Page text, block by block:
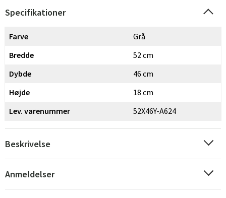
Sverige
Specifikationer
Farve
Grå
Bredde
52 cm
Dybde
46 cm
Højde
18 cm
Lev. varenummer
52X46Y-A624
Beskrivelse
Anmeldelser